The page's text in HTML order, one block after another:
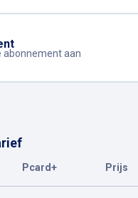
abonnement aan
Pcard+ Prijs